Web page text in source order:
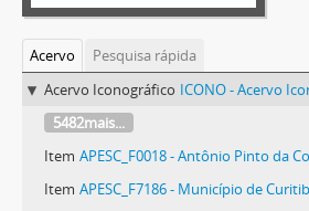
Acervo
Pesquisa rápida
Acervo Iconográfico ICONO - Acervo
5482mais...
Item APESC_F0018 - Antônio Pinto da
Item APESC_F7186 - Município de